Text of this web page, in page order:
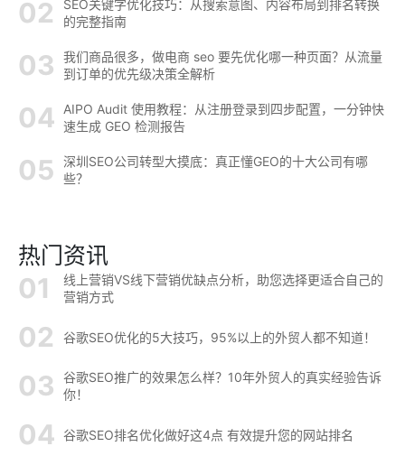
SEO关键字优化技巧：从搜索意图、内容布局到排名转换
的完整指南
我们商品很多，做电商 seo 要先优化哪一种页面？从流量
到订单的优先级决策全解析
AIPO Audit 使用教程：从注册登录到四步配置，一分钟快
速生成 GEO 检测报告
深圳SEO公司转型大摸底：真正懂GEO的十大公司有哪
些？
热门资讯
线上营销VS线下营销优缺点分析，助您选择更适合自己的
营销方式
谷歌SEO优化的5大技巧，95%以上的外贸人都不知道！
谷歌SEO推广的效果怎么样？10年外贸人的真实经验告诉
你！
谷歌SEO排名优化做好这4点 有效提升您的网站排名